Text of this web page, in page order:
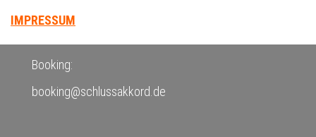
IMPRESSUM
Booking:
booking@schlussakkord.de